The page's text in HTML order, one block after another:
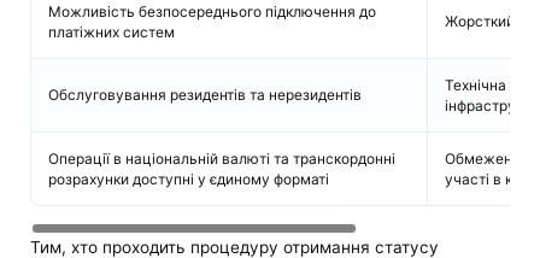
Можливість безпосереднього підключення до
платіжних систем
Жорсткий
Обслуговування резидентів та нерезидентів
Технічна
Операції в національній валюті та транскордонні
розрахунки доступні у єдиному форматі
Обмеження
участі в
Тим, хто проходить процедуру отримання статусу